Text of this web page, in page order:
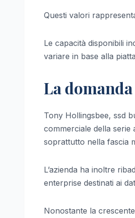
Questi valori
Le capacità disponibili
variare in base alla
La
Tony Hollingsbee, ssd
commerciale della
soprattutto nella fascia
L’azienda ha inoltre
enterprise destinati ai
Nonostante la